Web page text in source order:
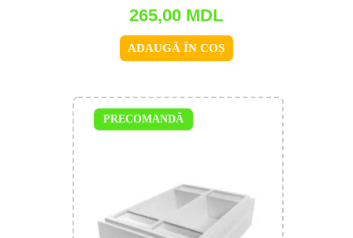
265,00 MDL
ADAUGĂ ÎN COȘ
PRECOMANDĂ